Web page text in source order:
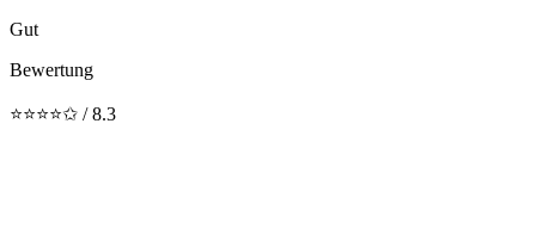
Gut
Bewertung
⭐⭐⭐⭐✩ / 8.3